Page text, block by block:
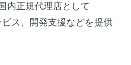
内正規代理店として
ス、開発支援などを提供